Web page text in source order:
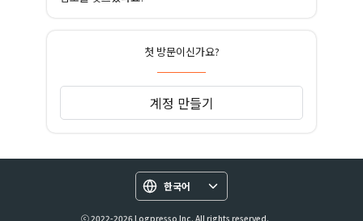
첫 방문이신가요?
계정 만들기
한국어
ⓒ 2022-2026 Logpresso Inc. All rights reserved.